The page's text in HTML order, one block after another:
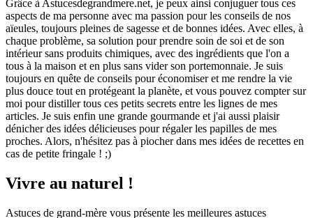
Grâce à Astucesdegrandmere.net, je peux ainsi conjuguer tous ces
aspects de ma personne avec ma passion pour les conseils de nos
aïeules, toujours pleines de sagesse et de bonnes idées. Avec elles, à
chaque problème, sa solution pour prendre soin de soi et de son
intérieur sans produits chimiques, avec des ingrédients que l'on a
tous à la maison et en plus sans vider son portemonnaie. Je suis
toujours en quête de conseils pour économiser et me rendre la vie
plus douce tout en protégeant la planète, et vous pouvez compter sur
moi pour distiller tous ces petits secrets entre les lignes de mes
articles. Je suis enfin une grande gourmande et j'ai aussi plaisir
dénicher des idées délicieuses pour régaler les papilles de mes
proches. Alors, n'hésitez pas à piocher dans mes idées de recettes en
cas de petite fringale ! ;)
Vivre au naturel !
Astuces de grand-mère vous présente les meilleures astuces